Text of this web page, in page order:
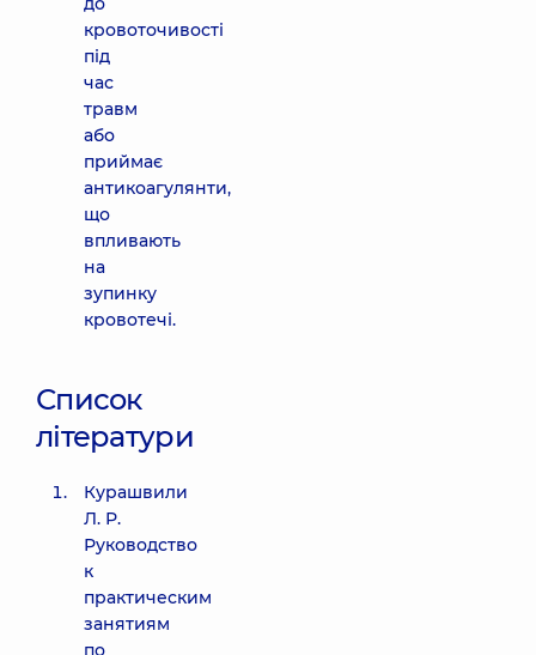
кровоточивості
під
час
травм
або
приймає
антикоагулянти,
що
впливають
на
зупинку
кровотечі.
Список
літератури
Курашвили
Л. Р.
Руководство
к
практическим
занятиям
по